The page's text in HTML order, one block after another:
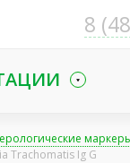
8
Trachomatis Ig G